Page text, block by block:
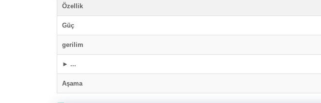
Özellik
Güç
gerilim
► ...
Aşama